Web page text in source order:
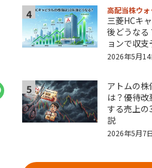
4 高配当株ウォ
三菱HCキ
後どうなる
ョンで収
2026年5月14
5
アトムの株
は？優待
する売上の
説
2026年5月7